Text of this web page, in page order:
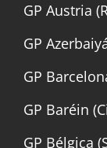
GP Austria
GP
GP
GP Baréin
GP Bélgica